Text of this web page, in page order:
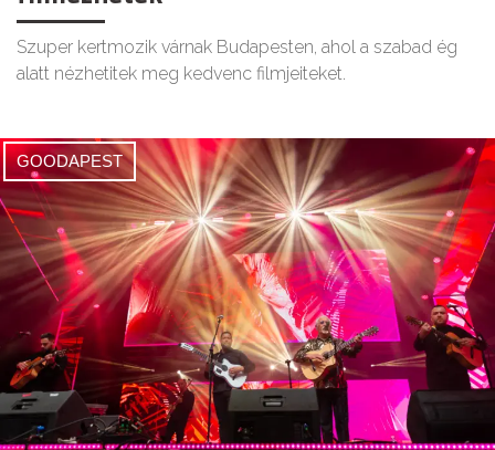
Szuper kertmozik várnak Budapesten, ahol a szabad ég
alatt nézhetitek meg kedvenc filmjeiteket.
GOODAPEST